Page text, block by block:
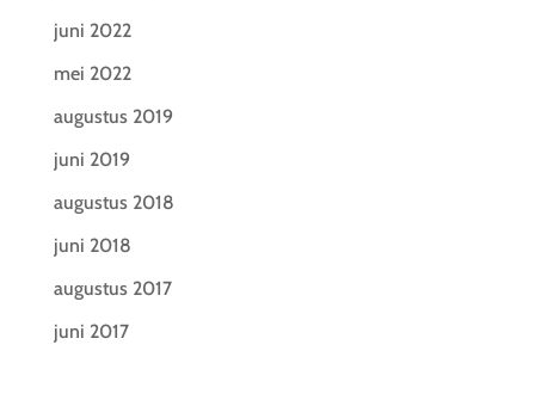
juni 2022
mei 2022
augustus 2019
juni 2019
augustus 2018
juni 2018
augustus 2017
juni 2017